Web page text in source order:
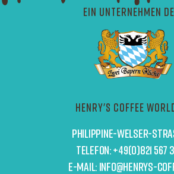
Ein Unternehmen
Henry's Coffee
Philippine-Welser-
Telefon: +49(0)821 567
E-Mail: info@henrys-